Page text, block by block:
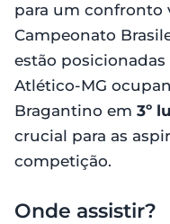
para um confronto
Campeonato
estão
Atlético-MG
Bragantino em 3º
crucial para as
competição.
Onde assistir?